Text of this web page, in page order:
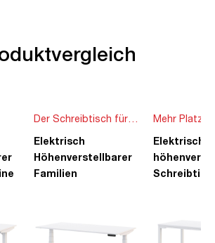
Der Schreibtisch für
die ganze Familie
Elektrisch
Höhenverstellbarer
Familien
Mehr Platz
Ideen
Elektrisch